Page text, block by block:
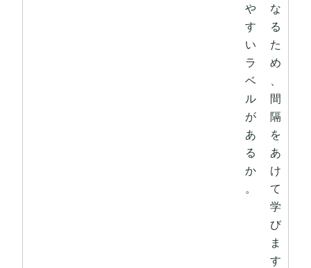
や
す
い
ラ
ベ
ル
が
あ
る
か
。
な
る
た
め
間
隔
を
あ
け
て
学
び
ま
す